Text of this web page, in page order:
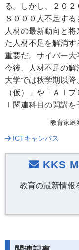
る。しかし、２０
８０００人不足す
人材の最新動向と
た人材不足を解消す
重要だ。サイバー大
今後、人材不足の解
大学では秋学期以
（仮）」や「ＡＩ
Ｉ関連科目の開講
教育家庭
ICTキャンパス
KKS
教育の最新情報